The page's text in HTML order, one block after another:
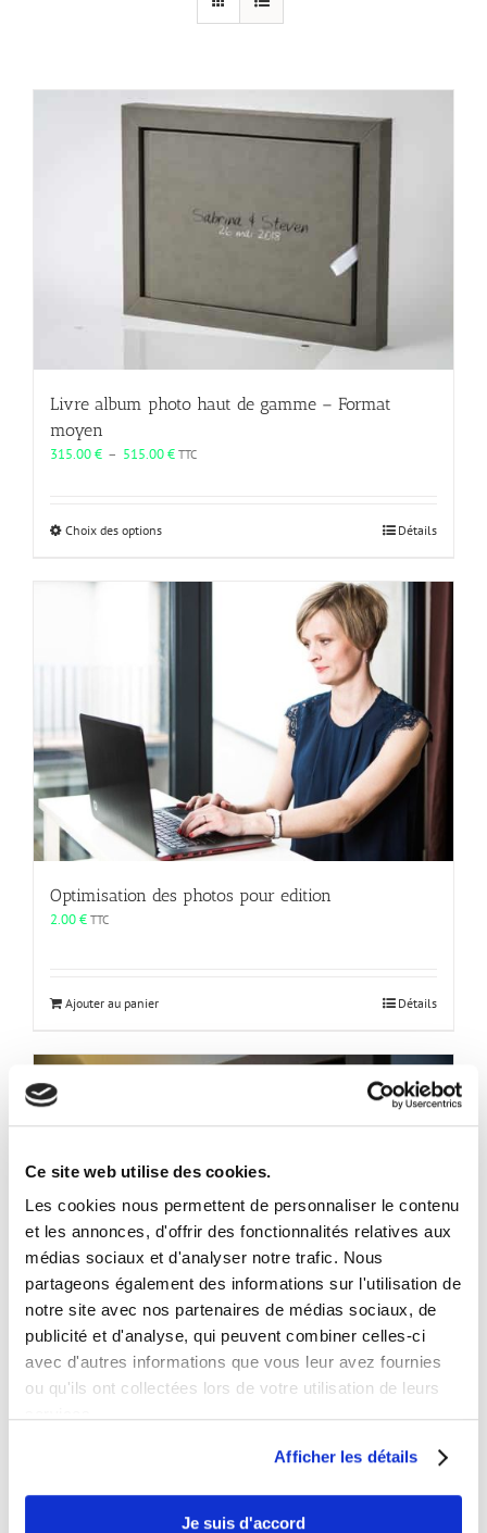
Ce site web utilise des cookies.
Les cookies nous permettent de personnaliser le contenu
et les annonces, d'offrir des fonctionnalités relatives aux
médias sociaux et d'analyser notre trafic. Nous
partageons également des informations sur l'utilisation de
notre site avec nos partenaires de médias sociaux, de
publicité et d'analyse, qui peuvent combiner celles-ci
avec d'autres informations que vous leur avez fournies
ou qu'ils ont collectées lors de votre utilisation de leurs
Afficher les détails
Je suis d'accord
Livre album photo haut de gamme – Format
moyen
315.00€ – 515.00€Plage
TTC
Choix des optionsCe
plusieurs
options
peuvent
sur
la
du
produit
Détails
Optimisation des photos pour edition
2.00€ TTC
Ajouter au panier Détails
Album photo haut de gamme grand format
359.00€ – 599.00€Plage
599.00 €
TTC
produit